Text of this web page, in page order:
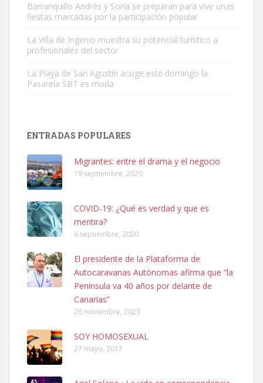
hembra, 4 años. Por motivos personales ...
Leales.org » Gran Canaria | 6.7.2025
Leales.org » Gran Canaria
Ninfa perdida
El día 5 se los perdió una ninfa papillera, asustada tiene miedo a la
calle, se perdió por la zon...
Leales.org » Gran Canaria
6.7.2025
Barranquillo Andrés y Soria se preparan para vivir unas
fiestas marcadas por la participación popular
La Villa de Ingenio muestra su potencial turístico a
profesionales del sector
La Playa de San Agustín acoge este domingo la
Pasarela SBT es moda
ENTRADAS POPULARES
Migrantes: entre el drama y el negocio
19 septiembre, 2020
COVID-19: ¿Qué es verdad y que es
mentira?
6 septiembre, 2020
El presidente de la Plataforma de
Autocaravanas Autónomas afirma que “la
Península va 40 años por delante de
Canarias”
26 noviembre, 2023
SOY HOMOSEXUAL
27 mayo, 2017